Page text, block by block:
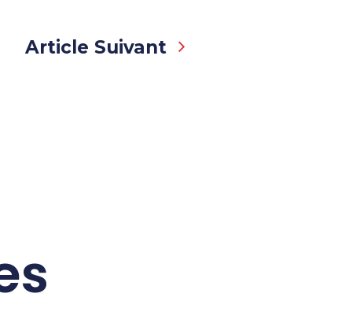
Article Suivant